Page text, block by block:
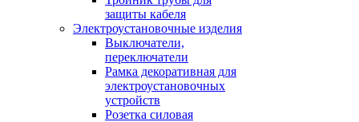
защиты кабеля
Электроустановочные изделия
Выключатели,
переключатели
Рамка декоративная для
электроустановочных
устройств
Розетка силовая